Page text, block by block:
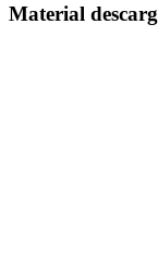
Material